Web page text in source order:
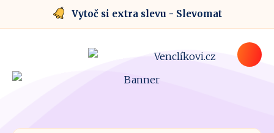
Vytoč si extra slevu - Slevomat